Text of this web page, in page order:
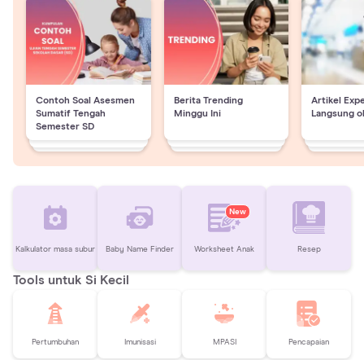
Contoh Soal Asesmen
Sumatif Tengah
Semester SD
Berita Trending
Minggu Ini
Artikel
Langsung
Kalkulator masa subur Baby Name Finder
New
Worksheet Anak Resep
Tools untuk Si Kecil
Pertumbuhan Imunisasi MPASI Pencapaian